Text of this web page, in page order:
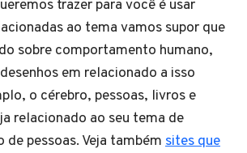
trazer para você é usar
ao tema vamos supor que
sobre comportamento humano,
em relacionado a isso
o cérebro, pessoas, livros e
relacionado ao seu tema de
pessoas. Veja também sites que